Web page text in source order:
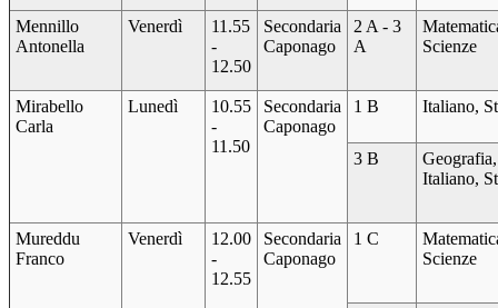
Mennillo
Antonella
Venerdì
11.55
-
12.50
Secondaria
Caponago
2 A - 3
A
Scienze
Mirabello
Carla
Lunedì
10.55
-
11.50
Secondaria
Caponago
1 B Italiano,
3 B
Geografia,
Italiano,
Mureddu
Franco
Venerdì
12.00
-
12.55
Secondaria
Caponago
1 C
Scienze